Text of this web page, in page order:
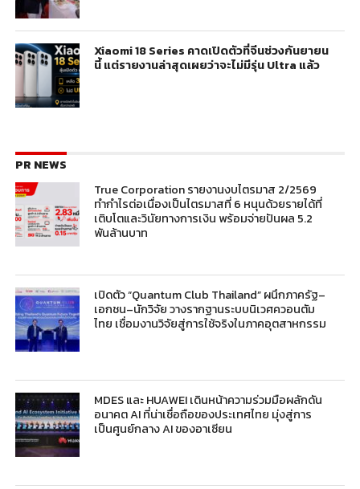
Xiaomi 18 Series คาดเปิดตัวที่จีนช่วงกันยายน
นี้ แต่รายงานล่าสุดเผยว่าจะไม่มีรุ่น Ultra แล้ว
PR NEWS
True Corporation รายงานงบไตรมาส 2/2569
ทำกำไรต่อเนื่องเป็นไตรมาสที่ 6 หนุนด้วยรายได้ที่
เติบโตและวินัยทางการเงิน พร้อมจ่ายปันผล 5.2
พันล้านบาท
เปิดตัว “Quantum Club Thailand” ผนึกภาครัฐ–
เอกชน–นักวิจัย วางรากฐานระบบนิเวศควอนตัม
ไทย เชื่อมงานวิจัยสู่การใช้จริงในภาคอุตสาหกรรม
MDES และ HUAWEI เดินหน้าความร่วมมือผลักดัน
อนาคต AI ที่น่าเชื่อถือของประเทศไทย มุ่งสู่การ
เป็นศูนย์กลาง AI ของอาเซียน